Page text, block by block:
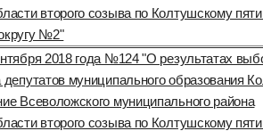
второго созыва по Колтушскому
№2"
2018 года №124 "О результатах
депутатов муниципального образования
Всеволожского муниципального района
второго созыва по Колтушскому